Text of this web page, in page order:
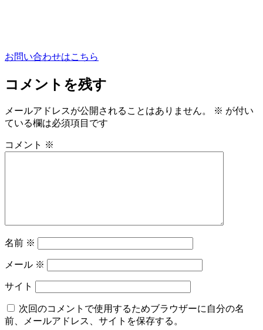
お問い合わせはこちら
コメントを残す
メールアドレスが公開されることはありません。 ※ が付い
ている欄は必須項目です
コメント ※
名前 ※
メール ※
サイト
次回のコメントで使用するためブラウザーに自分の名
前、メールアドレス、サイトを保存する。